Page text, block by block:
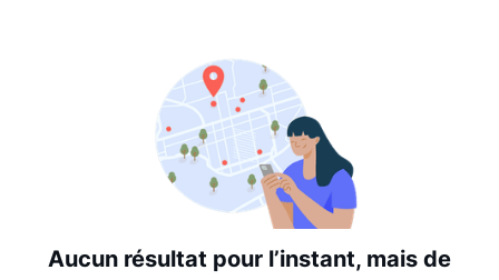
Date: les plus anciens d’abord
Aucun résultat pour l’instant, mais de